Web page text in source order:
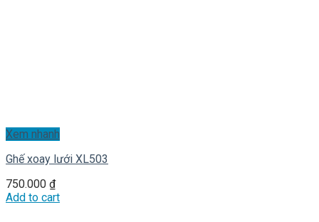
Xem nhanh
Ghế xoay lưới XL503
750.000 ₫
Add to cart